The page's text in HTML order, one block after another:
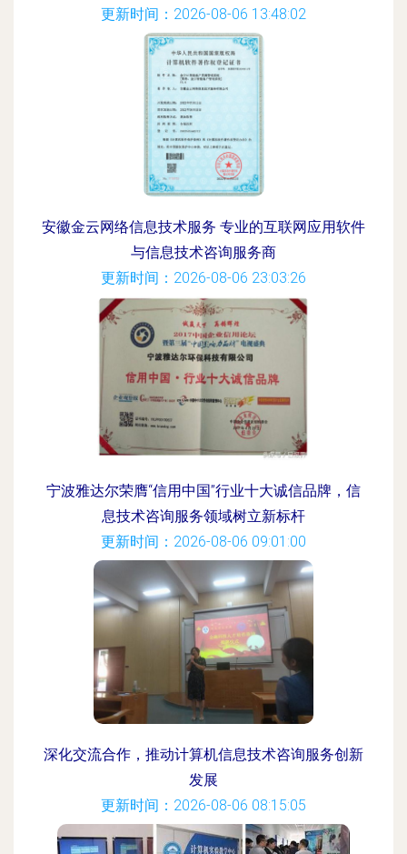
更新时间：2026-08-06 13:48:02
安徽金云网络信息技术服务 专业的互联网应用软件
与信息技术咨询服务商
更新时间：2026-08-06 23:03:26
宁波雅达尔荣膺“信用中国”行业十大诚信品牌，信
息技术咨询服务领域树立新标杆
更新时间：2026-08-06 09:01:00
深化交流合作，推动计算机信息技术咨询服务创新
发展
更新时间：2026-08-06 08:15:05